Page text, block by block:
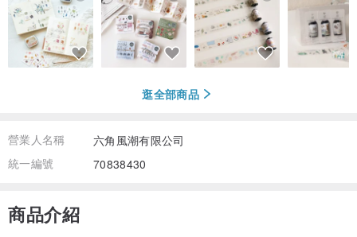
逛全部商品
營業人名稱
六角風潮有限公司
統一編號
70838430
商品介紹